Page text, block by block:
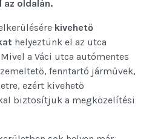
oldalán.
kivehető
helyeztünk el az utca
a Váci utca autómentes
fenntartó járművek,
ezért kivehető
biztosítjuk a megközelítési